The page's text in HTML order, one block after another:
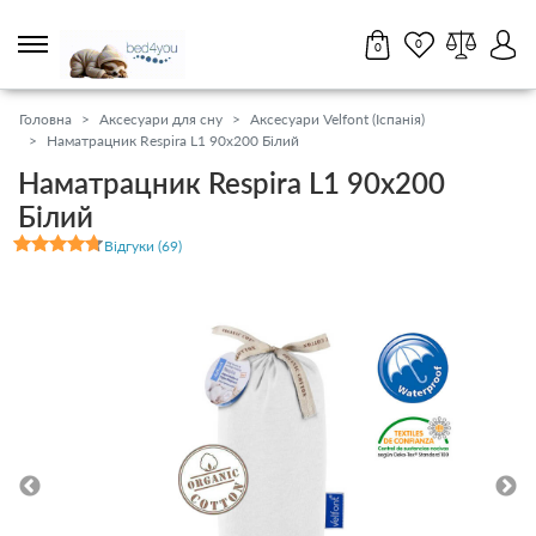
Партнерам Салони17 UARU
0 800 211 431
11:00 - 18:45 пн-нд
Матраци
Тумби, комоди, пуфи
0 0
Головна Аксесуари для сну
Аксесуари Velfont (Іспанія)
Наматрацник Respira L1 90x200 Білий
Наматрацник Respira L1 90x200
Білий
Відгуки (69)